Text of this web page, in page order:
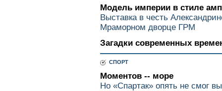
Модель империи в стиле
Выставка в честь
Мраморном дворце ГРМ
Загадки современных
СПОРТ
Моментов -- море
Но «Спартак» опять не смог